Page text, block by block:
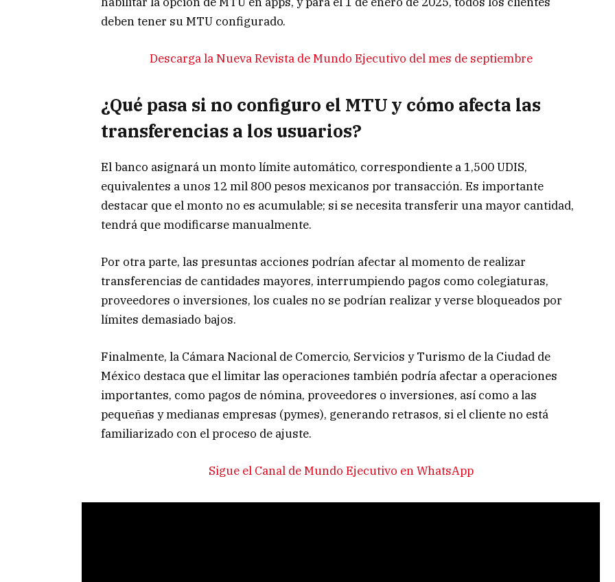
deben tener su MTU configurado.
Descarga la Nueva Revista de Mundo Ejecutivo del mes de septiembre
¿Qué pasa si no configuro el MTU y cómo afecta las
transferencias a los usuarios?
El banco asignará un monto límite automático, correspondiente a 1,500 UDIS,
equivalentes a unos 12 mil 800 pesos mexicanos por transacción. Es importante
destacar que el monto no es acumulable; si se necesita transferir una mayor cantidad,
tendrá que modificarse manualmente.
Por otra parte, las presuntas acciones podrían afectar al momento de realizar
transferencias de cantidades mayores, interrumpiendo pagos como colegiaturas,
proveedores o inversiones, los cuales no se podrían realizar y verse bloqueados por
límites demasiado bajos.
Finalmente, la Cámara Nacional de Comercio, Servicios y Turismo de la Ciudad de
México destaca que el limitar las operaciones también podría afectar a operaciones
importantes, como pagos de nómina, proveedores o inversiones, así como a las
pequeñas y medianas empresas (pymes), generando retrasos, si el cliente no está
familiarizado con el proceso de ajuste.
Sigue el Canal de Mundo Ejecutivo en WhatsApp